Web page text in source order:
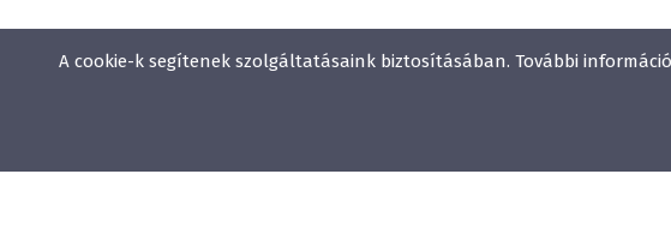
A cookie-k segítenek szolgáltatásaink biztosításában. További